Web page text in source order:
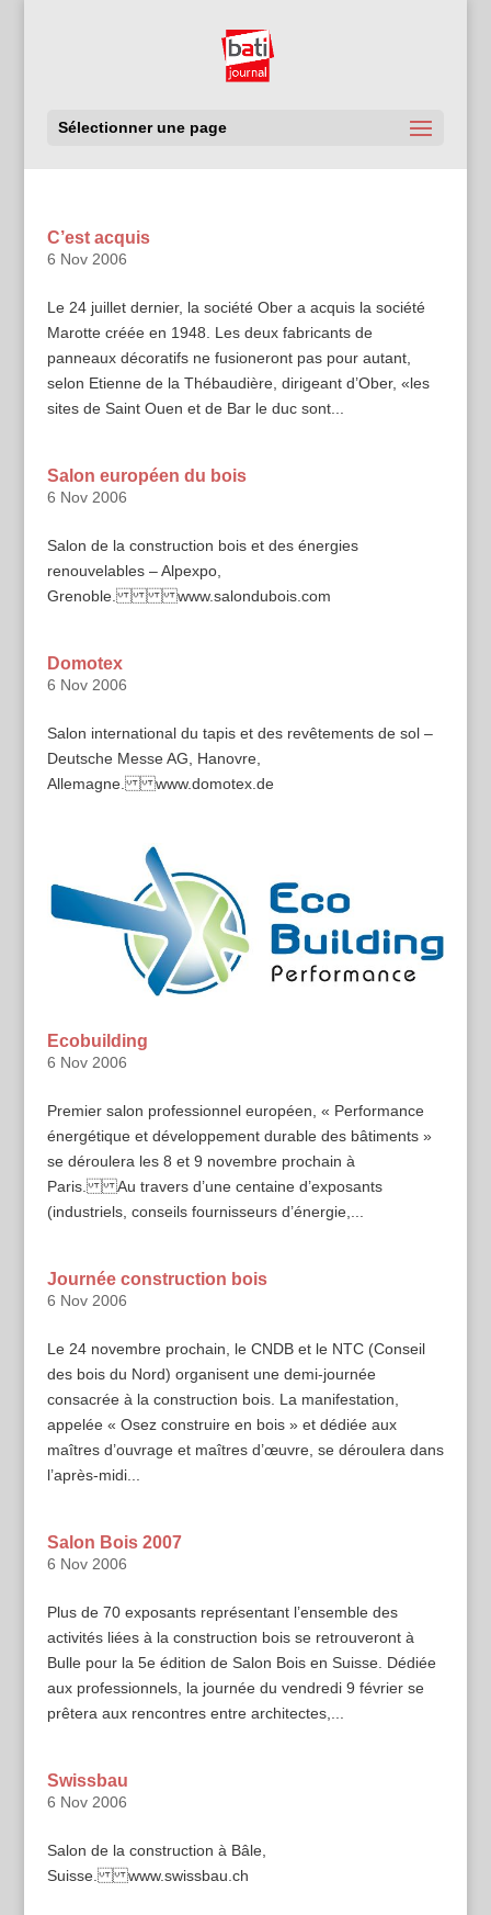
Sélectionner une page
C’est acquis
6 Nov 2006
Le 24 juillet dernier, la société Ober a acquis la société
Marotte créée en 1948. Les deux fabricants de
panneaux décoratifs ne fusioneront pas pour autant,
selon Etienne de la Thébaudière, dirigeant d’Ober, «les
sites de Saint Ouen et de Bar le duc sont...
Salon européen du bois
6 Nov 2006
Salon de la construction bois et des énergies
renouvelables – Alpexpo,
Grenoble. www.salondubois.com
Domotex
6 Nov 2006
Salon international du tapis et des revêtements de sol –
Deutsche Messe AG, Hanovre,
Allemagne. www.domotex.de
Ecobuilding
6 Nov 2006
Premier salon professionnel européen, « Performance
énergétique et développement durable des bâtiments »
se déroulera les 8 et 9 novembre prochain à
Paris. Au travers d’une centaine d’exposants
(industriels, conseils fournisseurs d’énergie,...
Journée construction bois
6 Nov 2006
Le 24 novembre prochain, le CNDB et le NTC (Conseil
des bois du Nord) organisent une demi-journée
consacrée à la construction bois. La manifestation,
appelée « Osez construire en bois » et dédiée aux
maîtres d’ouvrage et maîtres d’œuvre, se déroulera dans
l’après-midi...
Salon Bois 2007
6 Nov 2006
Plus de 70 exposants représentant l’ensemble des
activités liées à la construction bois se retrouveront à
Bulle pour la 5e édition de Salon Bois en Suisse. Dédiée
aux professionnels, la journée du vendredi 9 février se
prêtera aux rencontres entre architectes,...
Swissbau
6 Nov 2006
Salon de la construction à Bâle,
Suisse. www.swissbau.ch